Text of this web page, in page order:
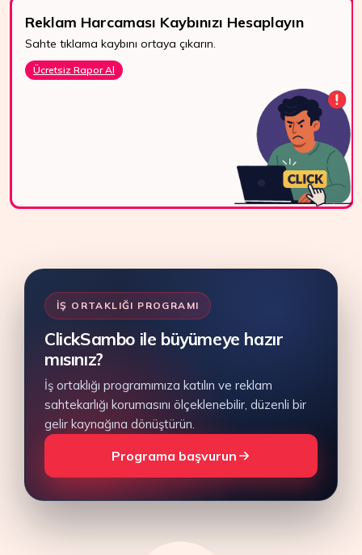
Reklam Harcaması Kaybınızı Hesaplayın
Sahte tıklama kaybını ortaya çıkarın.
Ücretsiz Rapor Al
7/24 Destek
WhatsApp, canlı
İŞ ORTAKLIĞI PROGRAMI
ClickSambo ile büyümeye hazır
mısınız?
İş ortaklığı programımıza katılın ve reklam
sahtekarlığı korumasını ölçeklenebilir, düzenli bir
gelir kaynağına dönüştürün.
Programa başvurun